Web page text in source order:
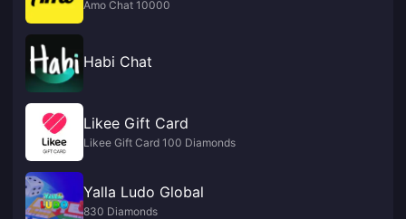
Amo Chat 10000
Habi Chat
Likee Gift Card
Likee Gift Card 100 Diamonds
Yalla Ludo Global
830 Diamonds